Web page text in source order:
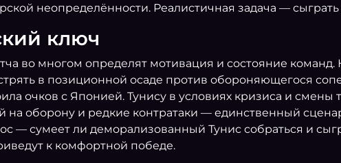
неопределённости. Реалистичная задача —
ключ
во многом определят мотивация и состояние
в позиционной осаде против обороняющегося
очков с Японией. Тунису в условиях кризиса и
на оборону и редкие контратаки — единственный
— сумеет ли деморализованный Тунис собраться и
к комфортной победе.